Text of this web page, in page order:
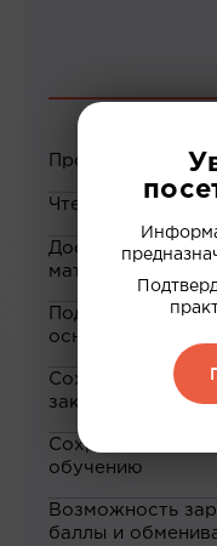
Просмотр
Чтение статей
Доступ к
материалам
Подборка
основе ваших
Сохранение
закладки
Сохранение
обучению
Возможность
баллы и